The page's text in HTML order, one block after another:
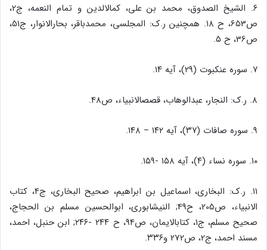
۶. الشیخ الصدوق، محمد بن على، کمال‏الدین و تمام النعمه، ج‏2،
ص‏653، ح ۱۸. همچنین ر.ک: المجلسى، محمدباقر، بحارالانوار، ج‏51،
ص‏36، ح ۵.
۷. سوره عنکبوت (۲۹)، آیه ۱۴.
۸. ر.ک: النجار، عبدالوهاب، قصص‏الانبیاء، ص‏48.
۹. سوره صافات (۳۷)، آیه ۱۴۲ – ۱۴۸.
۱۰. سوره نساء (۴)، آیه ۱۵۸ -۱۵۹.
۱۱. ر.ک: البخارى، اسماعیل بن ابراهیم، صحیح البخارى، ج‏4، کتاب
الانبیاء، ص‏205، ح‏49; النیشابورى، ابوالحسین مسلم بن الحجاج،
صحیح مسلم، ج‏1، کتاب‏الایمان، ص‏94، ح ۲۴۴ -۲۴۶; ابن حنبل، احمد،
مسند احمد، ج‏2، ص‏272 و۳۳۶.